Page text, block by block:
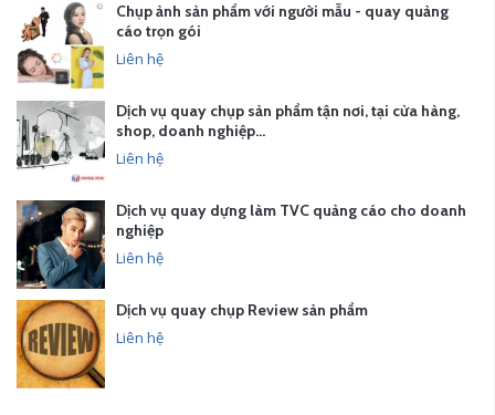
Chụp ảnh sản phẩm với người mẫu - quay quảng
cáo trọn gói
Liên hệ
Dịch vụ quay chụp sản phẩm tận nơi, tại cửa hàng,
shop, doanh nghiệp…
Liên hệ
Dịch vụ quay dựng làm TVC quảng cáo cho doanh
nghiệp
Liên hệ
Dịch vụ quay chụp Review sản phẩm
Liên hệ